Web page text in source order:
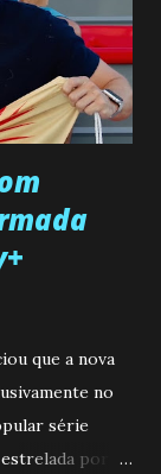
pelo
ele poderia
a Gabriel
que está
que a nova
no
série
por